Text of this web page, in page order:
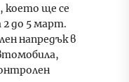
което ще се
2 до 5 март.
напредък в